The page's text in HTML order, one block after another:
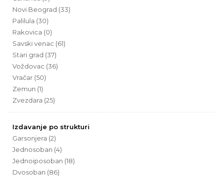
Novi Beograd (33)
Palilula (30)
Rakovica (0)
Savski venac (61)
Stari grad (37)
Voždovac (36)
Vračar (50)
Zemun (1)
Zvezdara (25)
Izdavanje po strukturi
Garsonjera (2)
Jednosoban (4)
Jednoiposoban (18)
Dvosoban (86)